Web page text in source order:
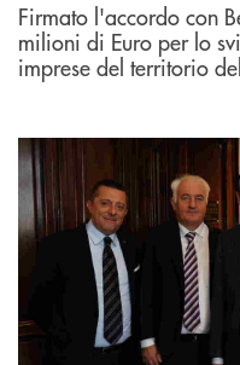
Firmato l'accordo con
milioni di Euro per lo
imprese del territorio